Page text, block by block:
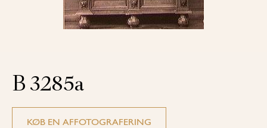
B 3285a
KØB EN AFFOTOGRAFERING